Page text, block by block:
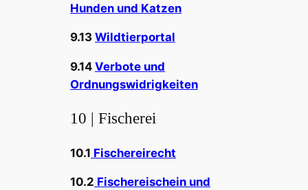
Hunden und Katzen
9.13Wildtierportal
9.14Verbote und
Ordnungswidrigkeiten
10 | Fischerei
10.1 Fischereirecht
10.2 Fischereischein und